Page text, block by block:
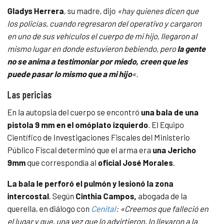
Gladys Herrera, su madre, dijo «hay quienes dicen que
los policías, cuando regresaron del operativo y cargaron
en uno de sus vehículos el cuerpo de mi hijo, llegaron al
mismo lugar en donde estuvieron bebiendo, perola gente
no se anima a testimoniar por miedo, creen que les
puede pasar lo mismo que a mi hijo«.
Las pericias
En la autopsia del cuerpo se encontró una bala de una
pistola 9 mm en el omóplato izquierdo. El Equipo
Científico de Investigaciones Fiscales del Ministerio
Público Fiscal determinó que el arma era una Jericho
9mmque correspondía al oficial José Morales.
La bala le perforó el pulmón y lesionó la zona
intercostal. Según Cinthia Campos, abogada de la
querella, en diálogo con Cenital: «Creemos que falleció en
el lugar y que, una vez que lo advirtieron, lo llevaron a la